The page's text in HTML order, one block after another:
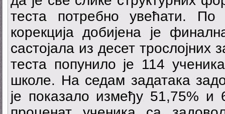
теста потребно увећати. По
корекција добијена је
састојала из десет трослојних
теста попунило је 114
школе. На седам задатака
је показало између 51,75% и